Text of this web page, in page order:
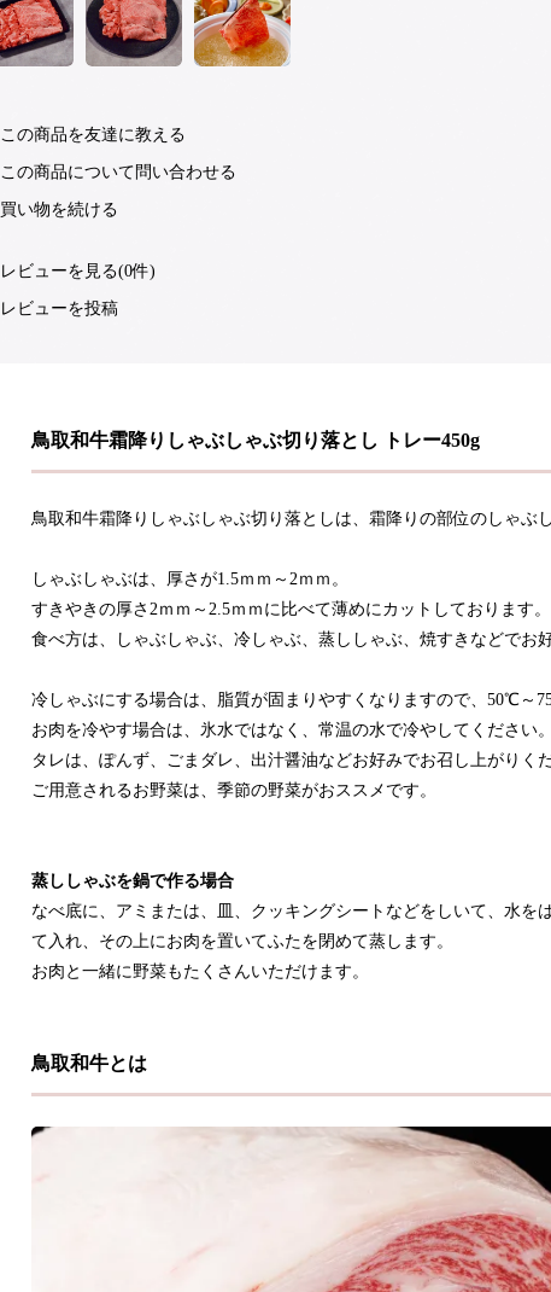
この商品を友達に教える
この商品について問い合わせる
買い物を続ける
レビューを見る(0件)
レビューを投稿
鳥取和牛霜降りしゃぶしゃぶ切り落とし トレー450g
鳥取和牛霜降りしゃぶしゃぶ切り落としは、霜降りの部位のしゃぶ
しゃぶしゃぶは、厚さが1.5ｍｍ～2ｍｍ。
すきやきの厚さ2ｍｍ～2.5ｍｍに比べて薄めにカットしております。
食べ方は、しゃぶしゃぶ、冷しゃぶ、蒸ししゃぶ、焼すきなどでお
冷しゃぶにする場合は、脂質が固まりやすくなりますので、50℃～
お肉を冷やす場合は、氷水ではなく、常温の水で冷やしてください。
タレは、ぽんず、ごまダレ、出汁醤油などお好みでお召し上がりくだ
ご用意されるお野菜は、季節の野菜がおススメです。
蒸ししゃぶを鍋で作る場合
なべ底に、アミまたは、皿、クッキングシートなどをしいて、水
て入れ、その上にお肉を置いてふたを閉めて蒸します。
お肉と一緒に野菜もたくさんいただけます。
鳥取和牛とは